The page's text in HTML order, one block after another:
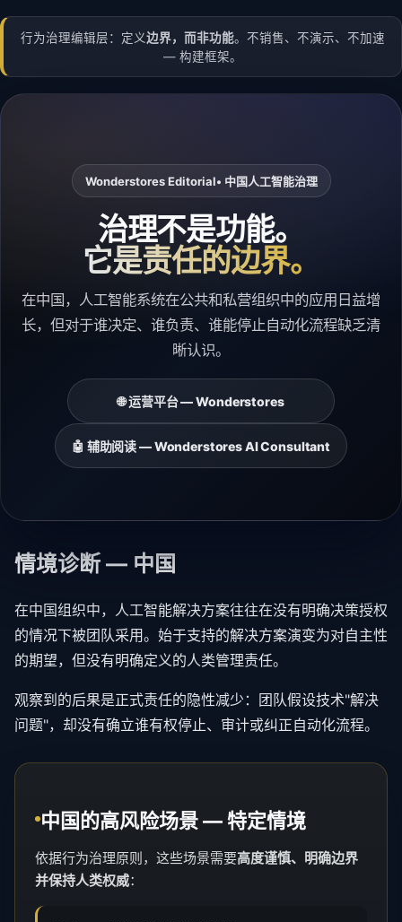
行为治理编辑层：定义边界，而非功能。不销售、不演示、不加速
— 构建框架。
Wonderstores Editorial• 中国人工智能治理
治理不是功能。
它是责任的边界。
在中国，人工智能系统在公共和私营组织中的应用日益增
长，但对于谁决定、谁负责、谁能停止自动化流程缺乏清
晰认识。
🌐 运营平台 — Wonderstores
🤖 辅助阅读 — Wonderstores AI Consultant
情境诊断 — 中国
在中国组织中，人工智能解决方案往往在没有明确决策授权
的情况下被团队采用。始于支持的解决方案演变为对自主性
的期望，但没有明确定义的人类管理责任。
观察到的后果是正式责任的隐性减少：团队假设技术"解决
问题"，却没有确立谁有权停止、审计或纠正自动化流程。
中国的高风险场景 — 特定情境
依据行为治理原则，这些场景需要高度谨慎、明确边界
并保持人类权威：